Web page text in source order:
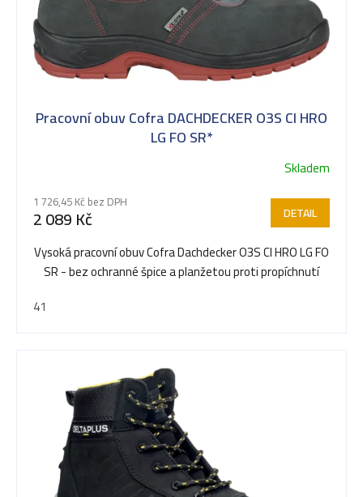
Pracovní obuv Cofra DACHDECKER O3S CI HRO
LG FO SR*
Skladem
1 726,45 Kč bez DPH
2 089 Kč DETAIL
Vysoká pracovní obuv Cofra Dachdecker O3S CI HRO LG FO
SR - bez ochranné špice a planžetou proti propíchnutí
41